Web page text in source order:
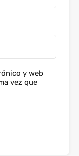
y web
vez que